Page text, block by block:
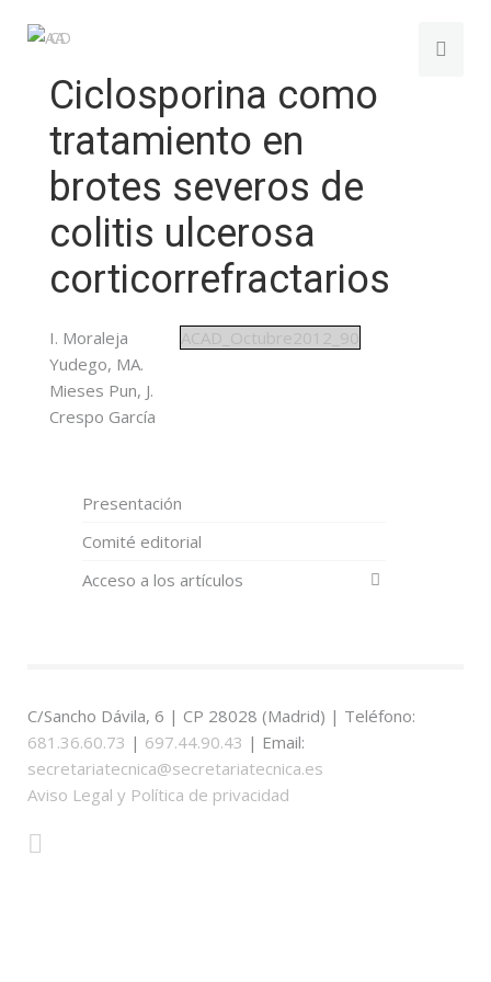
Ciclosporina como
tratamiento en
brotes severos de
colitis ulcerosa
corticorrefractarios
I. Moraleja
Yudego, MA.
Mieses Pun, J.
Crespo García
ACAD_Octubre2012_90
Presentación
Comité editorial
Acceso a los artículos
C/Sancho Dávila, 6 | CP 28028 (Madrid) | Teléfono:
681.36.60.73 | 697.44.90.43 | Email:
secretariatecnica@secretariatecnica.es
Aviso Legal y Política de privacidad